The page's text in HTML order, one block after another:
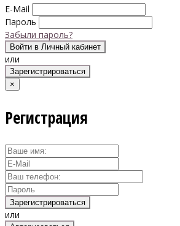
E-Mail
Пароль
Забыли пароль?
Войти в Личный кабинет
или
Зарегистрироваться
×
Регистрация
Зарегистрироваться
или